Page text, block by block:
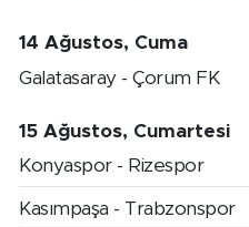
14 Ağustos, Cuma
Galatasaray - Çorum FK
15 Ağustos, Cumartesi
Konyaspor - Rizespor
Kasımpaşa - Trabzonspor